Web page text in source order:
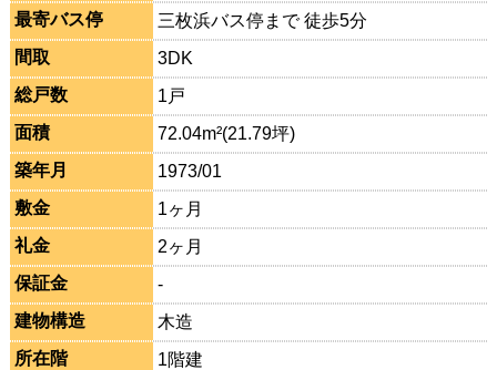
最寄バス停
三枚浜バス停まで 徒歩5分
間取
3DK
総戸数
1戸
面積
72.04m²(21.79坪)
築年月
1973/01
敷金
1ヶ月
礼金
2ヶ月
保証金
-
建物構造
木造
所在階
1階建